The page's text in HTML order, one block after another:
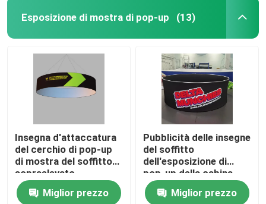
Prodotti
Chi siamo
Fatory Tour
Controllo di qualità
Esposizione di mostra di pop-up (13)
Insegna d'attaccatura
del cerchio di pop-up
di mostra del soffitto
sopraelevato
dell'esposizione per la
pubblicitàMiglior prezzo
Pubblicità delle insegne
del soffitto
dell'esposizione di
pop-up della cabina
della fiera commerciale
della bandiera 48in
Miglior prezzo